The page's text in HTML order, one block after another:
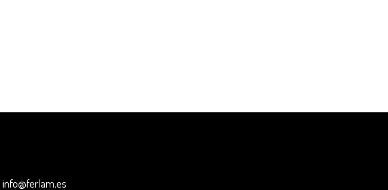
info@ferlam.es